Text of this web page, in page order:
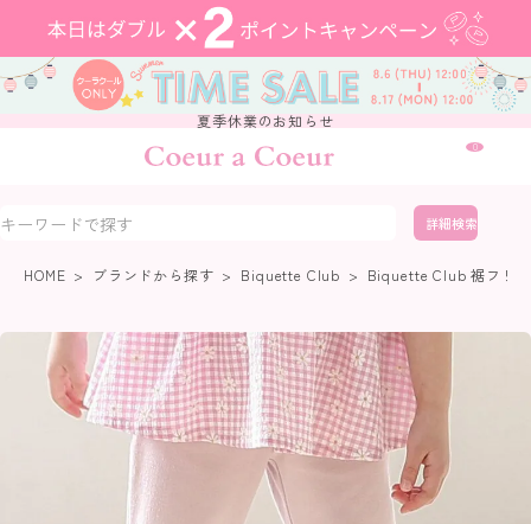
夏季休業のお知らせ
0
詳細検索
HOME ブランドから探す Biquette Club Biquette Club 裾フリ